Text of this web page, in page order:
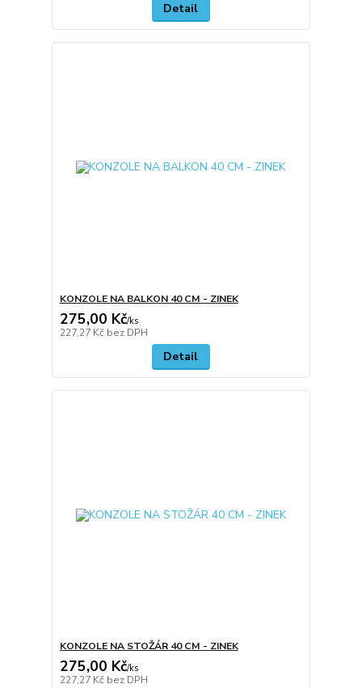
Detail
KONZOLE NA BALKON 40 CM - ZINEK
275,00 Kč/ks
227,27 Kč bez DPH
Detail
KONZOLE NA STOŽÁR 40 CM - ZINEK
275,00 Kč/ks
227,27 Kč bez DPH